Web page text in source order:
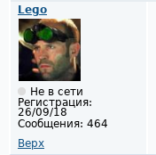
Lego
Не в сети
Регистрация:
26/09/18
Сообщения: 464
Верх